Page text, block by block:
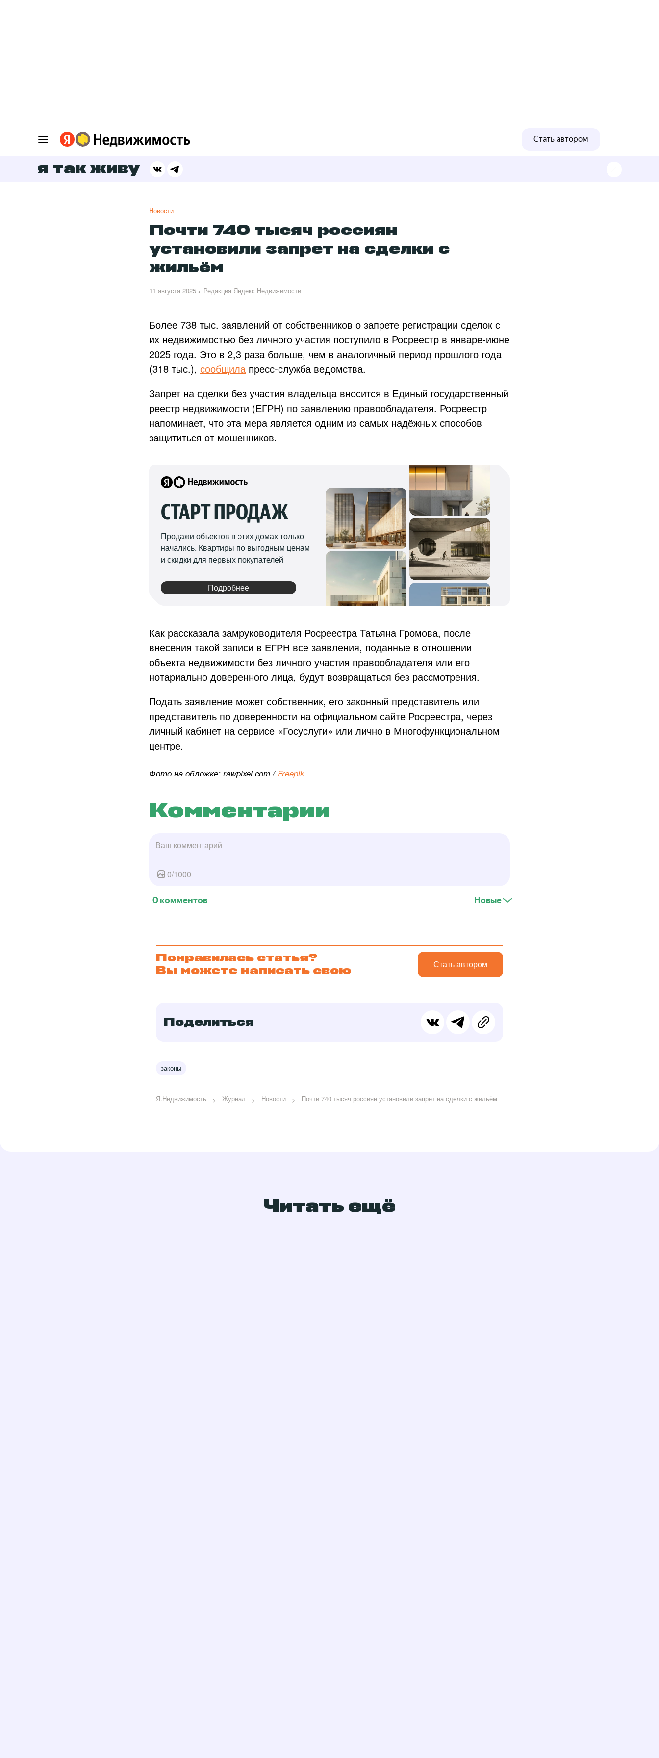
Стать автором
я так живу
Новости
Почти 740 тысяч россиян
установили запрет на сделки с
жильём
11 августа 2025 Редакция Яндекс Недвижимости
Более 738 тыс. заявлений от собственников о запрете регистрации сделок с
их недвижимостью без личного участия поступило в Росреестр в январе-июне
2025 года. Это в 2,3 раза больше, чем в аналогичный период прошлого года
(318 тыс.), сообщила пресс-служба ведомства.
Запрет на сделки без участия владельца вносится в Единый государственный
реестр недвижимости (ЕГРН) по заявлению правообладателя. Росреестр
напоминает, что эта мера является одним из самых надёжных способов
защититься от мошенников.
СТАРТ ПРОДАЖ
Продажи объектов в этих домах только
начались. Квартиры по выгодным ценам
и скидки для первых покупателей
Подробнее
Как рассказала замруководителя Росреестра Татьяна Громова, после
внесения такой записи в ЕГРН все заявления, поданные в отношении
объекта недвижимости без личного участия правообладателя или его
нотариально доверенного лица, будут возвращаться без рассмотрения.
Подать заявление может собственник, его законный представитель или
представитель по доверенности на официальном сайте Росреестра, через
личный кабинет на сервисе «Госуслуги» или лично в Многофункциональном
центре.
Фото на обложке: rawpixel.com /Freepik
Комментарии
0/1000
0 комментов Новые
Понравилась статья?
Вы можете написать свою
Стать автором
Поделиться
законы
Я.Недвижимость Журнал Новости Почти 740 тысяч россиян установили запрет на сделки с жильём
Читать ещё